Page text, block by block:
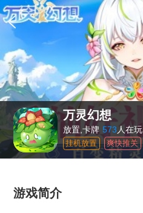
万灵幻想
放置,卡牌 573 人在玩
挂机放置 爽快推关
游戏简介